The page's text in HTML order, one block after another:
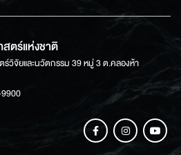
ตร์แห่งชาติ
วิจัยและนวัตกรรม 39 หมู่ 3 ต.คลองห้า